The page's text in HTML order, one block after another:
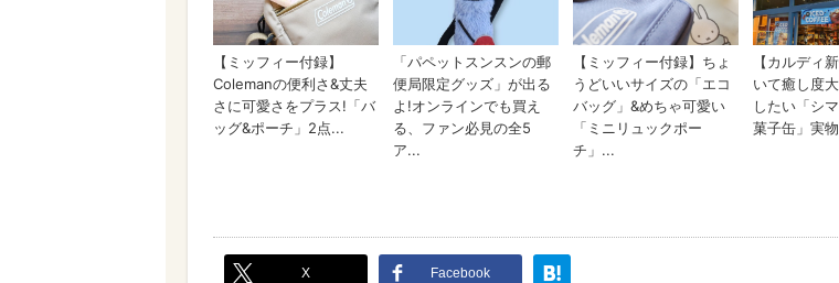
X Facebook